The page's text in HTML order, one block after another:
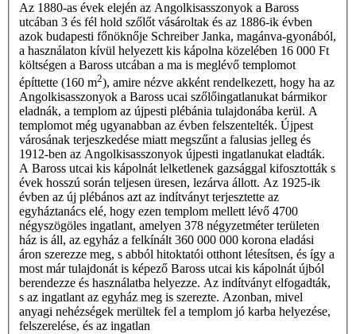
Az 1880-as évek elején az Angolkisasszonyok a Baross
utcában 3 és fél hold szőlőt vásároltak és az 1886-ik évben
azok budapesti főnöknője Schreiber Janka, magánva-gyonából,
a használaton kívül helyezett kis kápolna közelében 16 000 Ft
költségen a Baross utcában a ma is meglévő templomot
építtette (160 m2), amire nézve akként rendelkezett, hogy ha az
Angolkisasszonyok a Baross ucai szőlőingatlanukat bármikor
eladnák, a templom az újpesti plébánia tulajdonába kerül. A
templomot még ugyanabban az évben felszentelték. Újpest
városának terjeszkedése miatt megszűnt a falusias jelleg és
1912-ben az Angolkisasszonyok újpesti ingatlanukat eladták.
A Baross utcai kis kápolnát lelketlenek gazsággal kifosztották s
évek hosszú során teljesen üre­sen, lezárva állott. Az 1925-ik
évben az új plébános azt az indítványt terjesztette az
egyháztanács elé, hogy ezen templom mellett lévő 4700
négyszögöles ingatlant, amelyen 378 négyzetméter területen
ház is áll, az egyház a fel­kínált 360 000 000 korona eladási
áron szerezze meg, s abból hitoktatói otthont létesítsen, és így a
most már tulajdonát is képező Baross utcai kis kápolnát újból
berendezze és használatba helyezze. Az indítványt elfogad­ták,
s az ingatlant az egyház meg is szerezte. Azonban, mivel
anyagi nehézségek merültek fel a templom jó karba helyezése,
felszerelése, és az ingatlan